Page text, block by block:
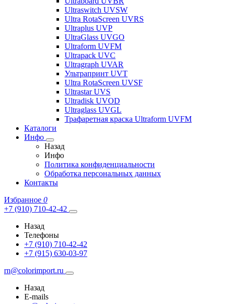
Ultraswitch UVSW
Ultra RotaScreen UVRS
Ultraplus UVP
UltraGlass UVGO
Ultraform UVFM
Ultrapack UVC
Ultragraph UVAR
Ультрапринт UVT
Ultra RotaScreen UVSF
Ultrastar UVS
Ultradisk UVOD
Ultraglass UVGL
Трафаретная краска Ultraform UVFM
Каталоги
Инфо
Назад
Инфо
Политика конфиденциальности
Обработка персональных данных
Контакты
Избранное 0
+7 (910) 710-42-42
Назад
Телефоны
+7 (910) 710-42-42
+7 (915) 630-03-97
rn@colorimport.ru
Назад
E-mails